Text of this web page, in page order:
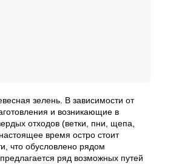
зелень. В зависимости от
и возникающие в
отходов (ветки, пни, щепа,
время остро стоит
что обусловлено рядом
ряд возможных путей